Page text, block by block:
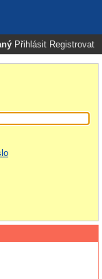
Přihlásit Registrovat